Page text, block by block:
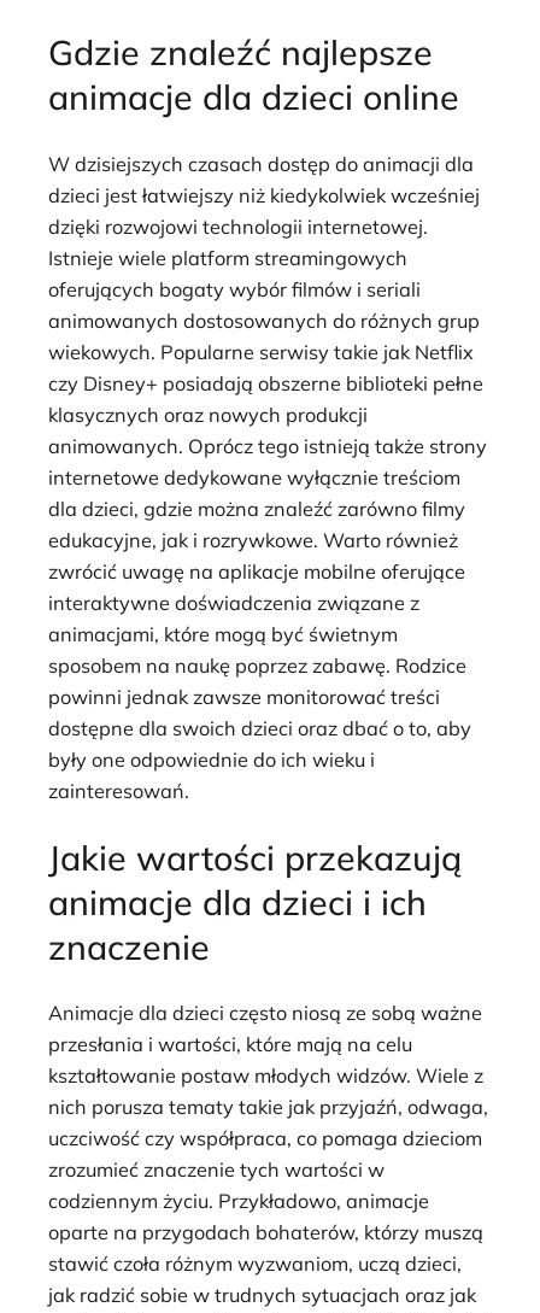
Gdzie znaleźć najlepsze
animacje dla dzieci online
W dzisiejszych czasach dostęp do animacji dla
dzieci jest łatwiejszy niż kiedykolwiek wcześniej
dzięki rozwojowi technologii internetowej.
Istnieje wiele platform streamingowych
oferujących bogaty wybór filmów i seriali
animowanych dostosowanych do różnych grup
wiekowych. Popularne serwisy takie jak Netflix
czy Disney+ posiadają obszerne biblioteki pełne
klasycznych oraz nowych produkcji
animowanych. Oprócz tego istnieją także strony
internetowe dedykowane wyłącznie treściom
dla dzieci, gdzie można znaleźć zarówno filmy
edukacyjne, jak i rozrywkowe. Warto również
zwrócić uwagę na aplikacje mobilne oferujące
interaktywne doświadczenia związane z
animacjami, które mogą być świetnym
sposobem na naukę poprzez zabawę. Rodzice
powinni jednak zawsze monitorować treści
dostępne dla swoich dzieci oraz dbać o to, aby
były one odpowiednie do ich wieku i
zainteresowań.
Jakie wartości przekazują
animacje dla dzieci i ich
znaczenie
Animacje dla dzieci często niosą ze sobą ważne
przesłania i wartości, które mają na celu
kształtowanie postaw młodych widzów. Wiele z
nich porusza tematy takie jak przyjaźń, odwaga,
uczciwość czy współpraca, co pomaga dzieciom
zrozumieć znaczenie tych wartości w
codziennym życiu. Przykładowo, animacje
oparte na przygodach bohaterów, którzy muszą
stawić czoła różnym wyzwaniom, uczą dzieci,
jak radzić sobie w trudnych sytuacjach oraz jak